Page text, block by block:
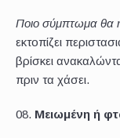
Ποιο σύμπτωμα θα
εκτοπίζει
βρίσκει
πριν τα χάσει.
Μειωμένη ή